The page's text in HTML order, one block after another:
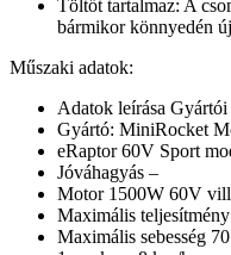
Töltőt tartalmaz: A
bármikor könnyedén
Műszaki adatok:
Adatok leírása Gyártói
Gyártó: MiniRocket
eRaptor 60V Sport
Jóváhagyás –
Motor 1500W 60V
Maximális
Maximális sebesség